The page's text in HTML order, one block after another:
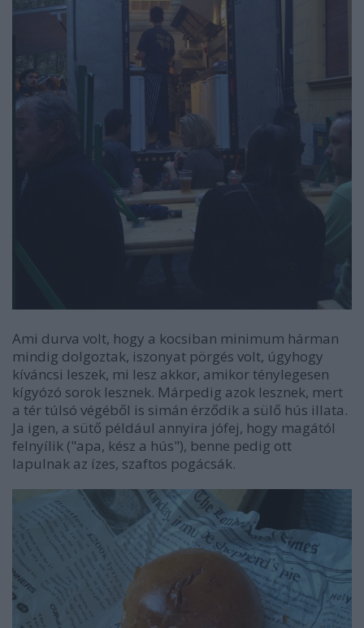
Ami durva volt, hogy a kocsiban minimum hárman
mindig dolgoztak, iszonyat pörgés volt, úgyhogy
kíváncsi leszek, mi lesz akkor, amikor ténylegesen
kígyózó sorok lesznek. Márpedig azok lesznek, mert
a tér túlsó végéből is simán érződik a sülő hús illata.
Ja igen, a sütő például annyira jófej, hogy magától
felnyílik ("apa, kész a hús"), benne pedig ott
lapulnak az ízes, szaftos pogácsák.